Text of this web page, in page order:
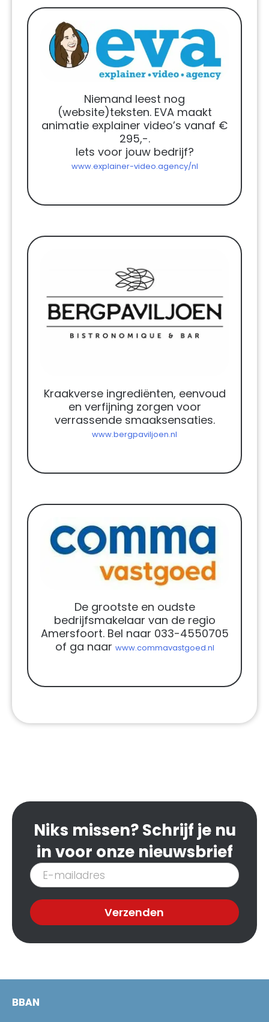
Niemand leest nog
(website)teksten. EVA maakt
animatie explainer video’s vanaf €
295,-.
Iets voor jouw bedrijf?
www.explainer-video.agency/nl
Kraakverse ingrediënten, eenvoud
en verfijning zorgen voor
verrassende smaaksensaties.
www.bergpaviljoen.nl
De grootste en oudste
bedrijfsmakelaar van de regio
Amersfoort. Bel naar 033-4550705
of ga naar www.commavastgoed.nl
Niks missen? Schrijf je nu
in voor onze nieuwsbrief
Inschrijven
nieuwsbrief
Verzenden
BBAN